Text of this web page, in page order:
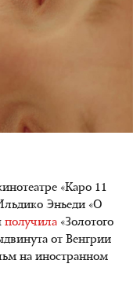
«Каро 11
Эньеди «О
получила «Золотого
от Венгрии
на иностранном